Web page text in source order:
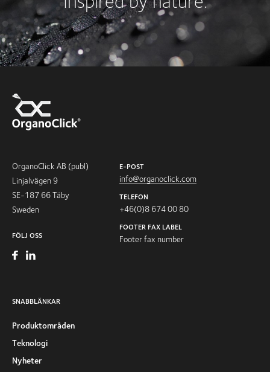
OrganoClick AB (publ)
Linjalvägen 9
SE-187 66 Täby
Sweden
FÖLJ OSS
E-POST
info@organoclick.com
TELEFON
+46(0)8 674 00 80
FOOTER FAX LABEL
Footer fax number
SNABBLÄNKAR
Produktområden
Teknologi
Nyheter